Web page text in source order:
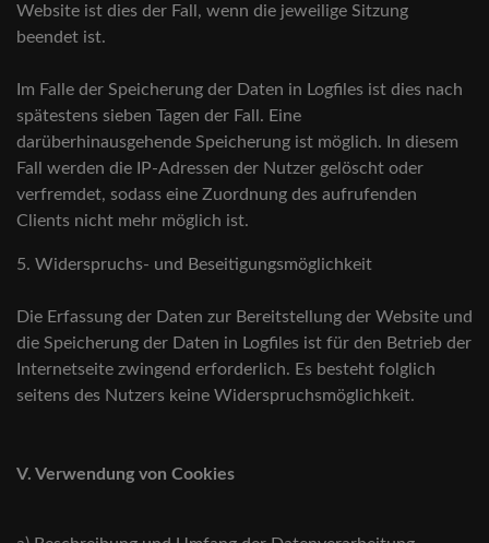
Website ist dies der Fall, wenn die jeweilige Sitzung
beendet ist.
Im Falle der Speicherung der Daten in Logfiles ist dies nach
spätestens sieben Tagen der Fall. Eine
darüberhinausgehende Speicherung ist möglich. In diesem
Fall werden die IP-Adressen der Nutzer gelöscht oder
verfremdet, sodass eine Zuordnung des aufrufenden
Clients nicht mehr möglich ist.
5. Widerspruchs- und Beseitigungsmöglichkeit
Die Erfassung der Daten zur Bereitstellung der Website und
die Speicherung der Daten in Logfiles ist für den Betrieb der
Internetseite zwingend erforderlich. Es besteht folglich
seitens des Nutzers keine Widerspruchsmöglichkeit.
V. Verwendung von Cookies